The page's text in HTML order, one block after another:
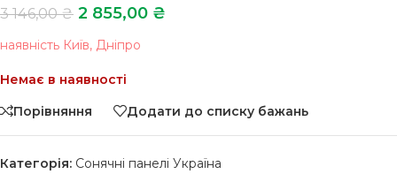
3 146,00₴ 2 855,00 ₴
наявність Київ, Дніпро
Немає в наявності
Порівняння
Додати до списку бажань
Категорія: Сонячні панелі Україна